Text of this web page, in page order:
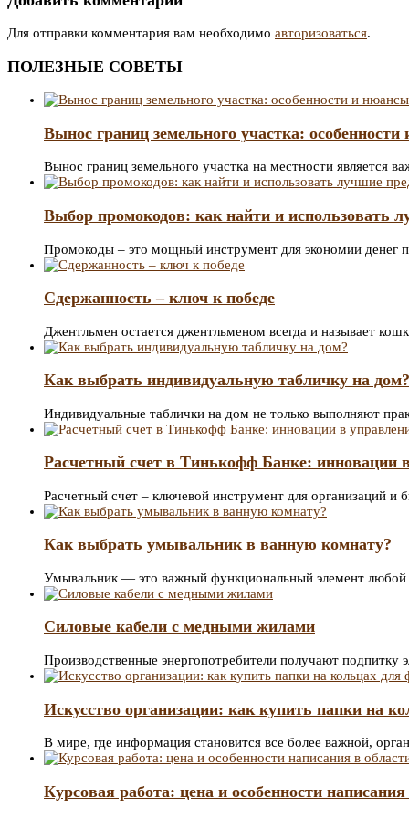
записям
Для отправки комментария вам необходимо авторизоваться.
ПОЛЕЗНЫЕ СОВЕТЫ
Вынос границ земельного участка:
Вынос границ земельного участка на местности является
Выбор промокодов: как найти и использовать
Промокоды – это мощный инструмент для экономии денег
Сдержанность – ключ к победе
Джентльмен остается джентльменом всегда и называет
Как выбрать индивидуальную табличку на дом?
Индивидуальные таблички на дом не только выполняют
Расчетный счет в Тинькофф Банке: инновации
Расчетный счет – ключевой инструмент для организаций
Как выбрать умывальник в ванную комнату?
Умывальник — это важный функциональный элемент
Силовые кабели с медными жилами
Производственные энергопотребители получают подпитку
Искусство организации: как купить папки на
В мире, где информация становится все более важной,
Курсовая работа: цена и особенности